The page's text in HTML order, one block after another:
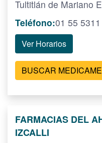
Tultitlán de Mariano
Teléfono:01 55
Ver Horarios
BUSCAR
FARMACIAS DEL
IZCALLI